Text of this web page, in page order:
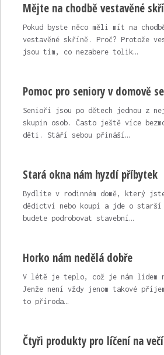
Mějte na chodbě vestavěné
Pokud byste něco měli mít na
vestavěné skříně. Proč? Protože
jsou tím, co nezabere tolik…
Pomoc pro seniory v domově
Senioři jsou po dětech jednou z
skupin osob. Často ještě více
děti. Stáří sebou přináší…
Stará okna nám hyzdí příbytek
Bydlíte v rodinném domě, který
dědictví nebo koupí a jde o starší
budete podrobovat stavební…
Horko nám nedělá dobře
V létě je teplo, což je nám lidem
Jenže není vždy jenom takové
to příroda…
Čtyři produkty pro líčení na